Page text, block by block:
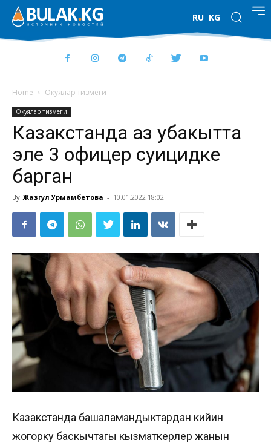
RU KG
Home Окуялар тизмеги
Окуялар тизмеги
Казакстанда аз убакытта
эле 3 офицер суицидке
барган
By Жазгул Урмамбетова - 10.01.2022 18:02
Казакстанда башаламандыктардан кийин
жогорку баскычтагы кызматкерлер жанын